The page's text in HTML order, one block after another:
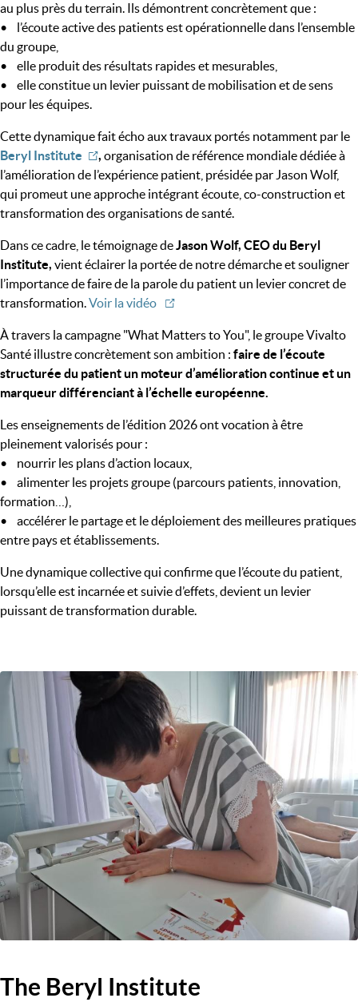
au plus près du terrain. Ils démontrent concrètement que :
• l’écoute active des patients est opérationnelle dans l’ensemble
du groupe,
• elle produit des résultats rapides et mesurables,
• elle constitue un levier puissant de mobilisation et de sens
pour les équipes.
Cette dynamique fait écho aux travaux portés notamment par le
Beryl Institute
, organisation de référence mondiale dédiée à
l’amélioration de l’expérience patient, présidée par Jason Wolf,
qui promeut une approche intégrant écoute, co-construction et
transformation des organisations de santé.
Dans ce cadre, le témoignage deJason Wolf, CEO du Beryl
Institute, vient éclairer la portée de notre démarche et souligner
l’importance de faire de la parole du patient un levier concret de
transformation.Voir la vidéo
À travers la campagne "What Matters to You", le groupe Vivalto
Santé illustre concrètement son ambition : faire de l’écoute
structurée du patient un moteur d’amélioration continue et un
marqueur différenciant à l’échelle européenne.
Les enseignements de l’édition 2026 ont vocation à être
pleinement valorisés pour :
• nourrir les plans d’action locaux,
• alimenter les projets groupe (parcours patients, innovation,
formation…),
• accélérer le partage et le déploiement des meilleures pratiques
entre pays et établissements.
Une dynamique collective qui confirme que l’écoute du patient,
lorsqu’elle est incarnée et suivie d’effets, devient un levier
puissant de transformation durable.
Image
The Beryl Institute